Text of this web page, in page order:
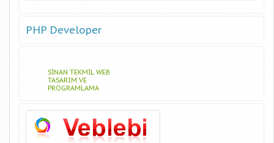
PHP Developer
SINAN TEKMIL WEB
TASARIM VE
PROGRAMLAMA